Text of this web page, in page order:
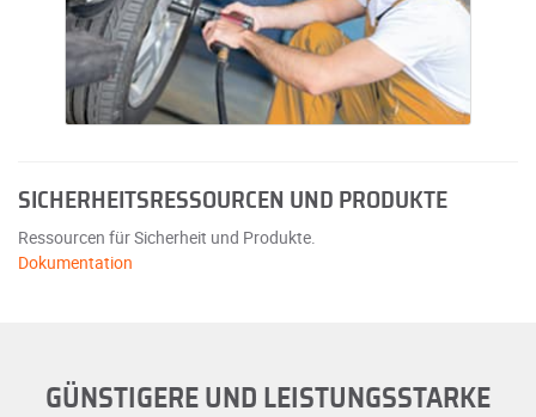
SICHERHEITSRESSOURCEN UND PRODUKTE
Ressourcen für Sicherheit und Produkte.
Dokumentation
GÜNSTIGERE UND LEISTUNGSSTARKE